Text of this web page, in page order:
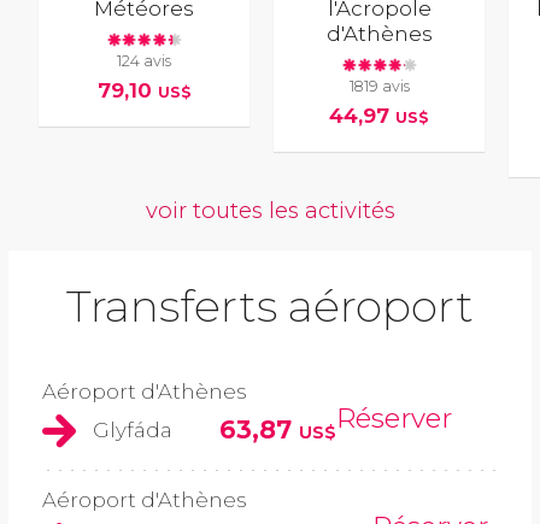
Météores
124 avis
79,10 US$
l'Acropole
d'Athènes
1819 avis
44,97 US$
voir toutes les activités
Transferts aéroport
Aéroport d'Athènes
Glyfáda
63,87 US$Réserver
Aéroport d'Athènes